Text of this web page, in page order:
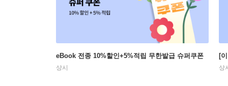
eBook 전종 10%할인+5%적립 무한발급 슈퍼쿠폰
상시
[
상